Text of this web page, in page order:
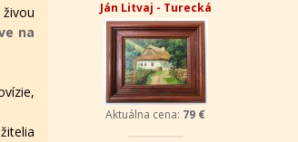
živou
na
Ján Litvaj - Turecká
Aktuálna cena: 79 €